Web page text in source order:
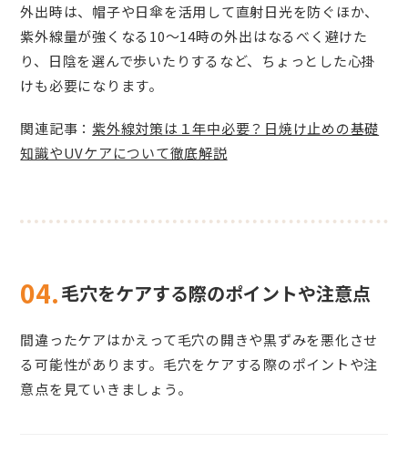
外出時は、帽子や日傘を活用して直射日光を防ぐほか、
紫外線量が強くなる10～14時の外出はなるべく避けた
り、日陰を選んで歩いたりするなど、ちょっとした心掛
けも必要になります。
関連記事：紫外線対策は１年中必要？日焼け止めの基礎
知識やUVケアについて徹底解説
04.毛穴をケアする際のポイントや注意点
間違ったケアはかえって毛穴の開きや黒ずみを悪化させ
る可能性があります。毛穴をケアする際のポイントや注
意点を見ていきましょう。